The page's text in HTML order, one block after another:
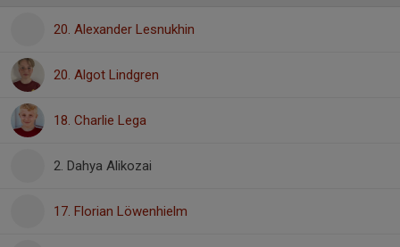
20. Alexander Lesnukhin
20. Algot Lindgren
18. Charlie Lega
2. Dahya Alikozai
17. Florian Löwenhielm